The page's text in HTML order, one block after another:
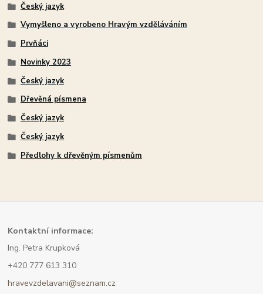
Český jazyk
Vymyšleno a vyrobeno Hravým vzděláváním
Prvňáci
Novinky 2023
Český jazyk
Dřevěná písmena
Český jazyk
Český jazyk
Předlohy k dřevěným písmenům
Kontaktní informace:
Ing. Petra Krupková
+420 777 613 310
hravevzdelavani@seznam.cz